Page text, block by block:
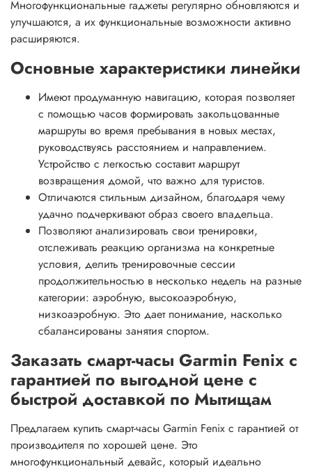
Многофункциональные гаджеты регулярно обновляются и
улучшаются, а их функциональные возможности активно
расширяются.
Основные характеристики линейки
Имеют продуманную навигацию, которая позволяет
с помощью часов формировать закольцованные
маршруты во время пребывания в новых местах,
руководствуясь расстоянием и направлением.
Устройство с легкостью составит маршрут
возвращения домой, что важно для туристов.
Отличаются стильным дизайном, благодаря чему
удачно подчеркивают образ своего владельца.
Позволяют анализировать свои тренировки,
отслеживать реакцию организма на конкретные
условия, делить тренировочные сессии
продолжительностью в несколько недель на разные
категории: аэробную, высокоаэробную,
низкоаэробную. Это дает понимание, насколько
сбалансированы занятия спортом.
Заказать смарт-часы Garmin Fenix с
гарантией по выгодной цене с
быстрой доставкой по Мытищам
Предлагаем купить смарт-часы Garmin Fenix с гарантией от
производителя по хорошей цене. Это
многофункциональный девайс, который идеально